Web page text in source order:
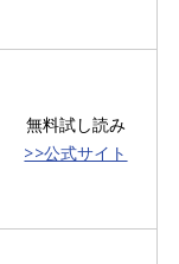
無料試し読み
>>公式サイト